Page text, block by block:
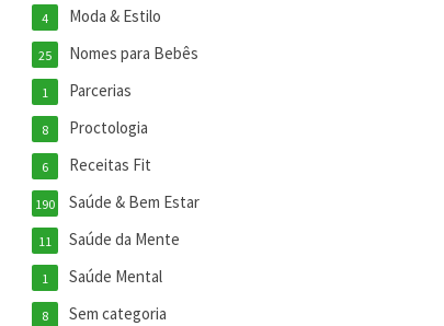
Moda & Estilo
4
Nomes para Bebês
25
Parcerias
1
Proctologia
8
Receitas Fit
6
Saúde & Bem Estar
190
Saúde da Mente
11
Saúde Mental
1
Sem categoria
8